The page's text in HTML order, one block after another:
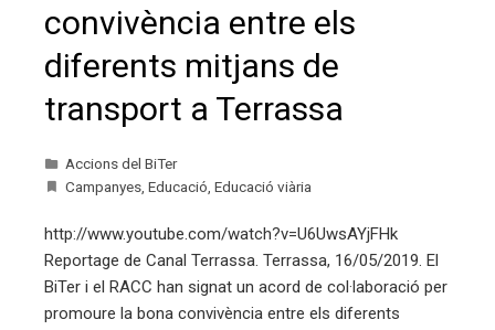
convivència entre els
diferents mitjans de
transport a Terrassa
Accions del BiTer
Campanyes Educació Educació viària
http://www.youtube.com/watch?v=U6UwsAYjFHk
Reportage de Canal Terrassa. Terrassa, 16/05/2019. El
BiTer i el RACC han signat un acord de col·laboració per
promoure la bona convivència entre els diferents